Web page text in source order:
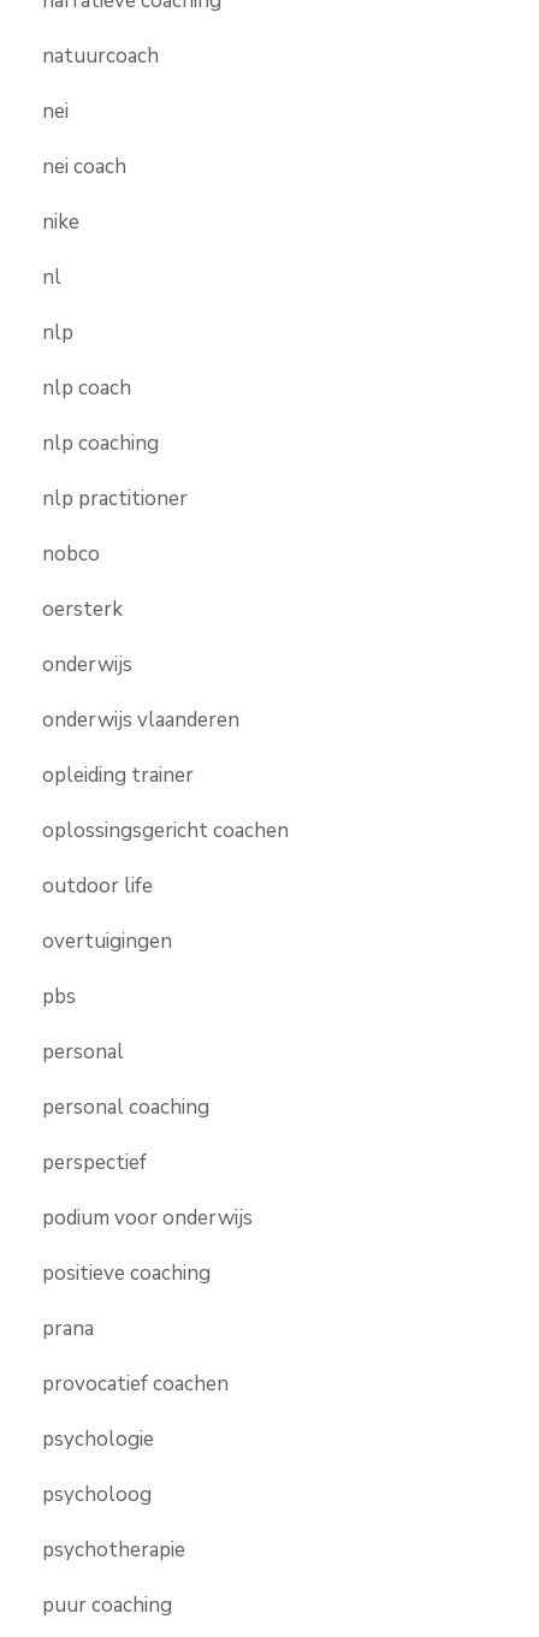
natuurcoach
nei
nei coach
nike
nl
nlp
nlp coach
nlp coaching
nlp practitioner
nobco
oersterk
onderwijs
onderwijs vlaanderen
opleiding trainer
oplossingsgericht coachen
outdoor life
overtuigingen
pbs
personal
personal coaching
perspectief
podium voor onderwijs
positieve coaching
prana
provocatief coachen
psychologie
psycholoog
psychotherapie
puur coaching